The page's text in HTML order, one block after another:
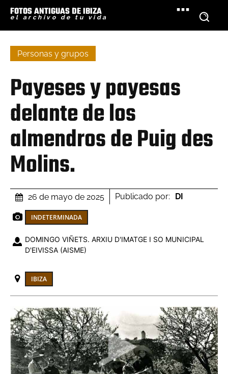
FOTOS ANTIGUAS DE IBIZA
el archivo de tu vida
Personas y grupos
Payeses y payesas
delante de los
almendros de Puig des
Molins.
26 de mayo de 2025 Publicado por: DI
INDETERMINADA
DOMINGO VIÑETS. ARXIU D'IMATGE I SO MUNICIPAL
D'EIVISSA (AISME)
IBIZA